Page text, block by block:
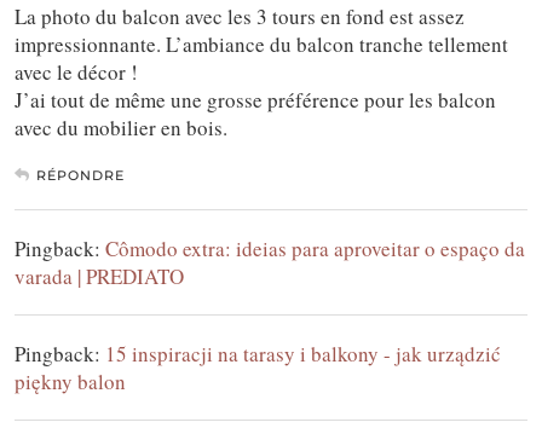
La photo du balcon avec les 3 tours en fond est assez
impressionnante. L’ambiance du balcon tranche tellement
avec le décor !
J’ai tout de même une grosse préférence pour les balcon
avec du mobilier en bois.
RÉPONDRE
Pingback: Cômodo extra: ideias para aproveitar o espaço da
varada | PREDIATO
Pingback: 15 inspiracji na tarasy i balkony - jak urządzić
piękny balon